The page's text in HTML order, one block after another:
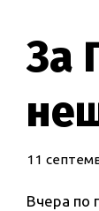
За
11
Вчера по